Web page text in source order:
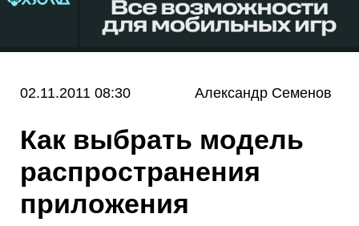
02.11.2011 08:30 Александр Семенов
Как выбрать модель
распространения
приложения